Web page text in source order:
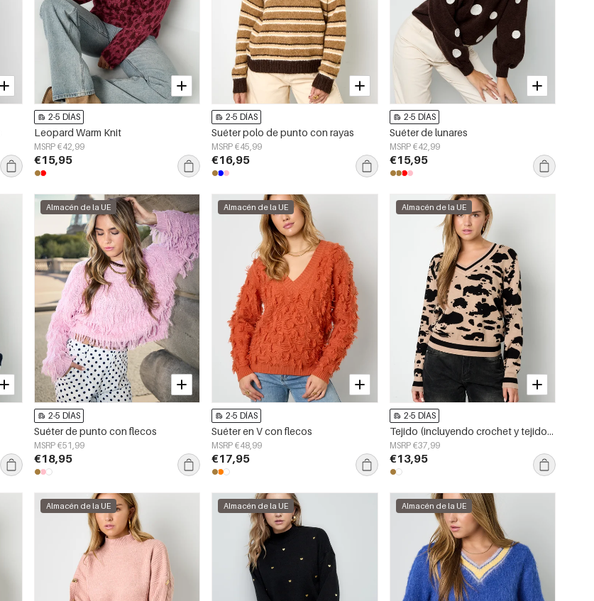
2-5 DÍAS
Leopard Warm Knit
MSRP €42,99
€15,95
2-5 DÍAS
Suéter polo de punto con rayas
MSRP €45,99
€16,95
2-5 DÍAS
Suéter de lunares
MSRP €42,99
€15,95
Almacén de la UE
2-5 DÍAS
Suéter de punto con flecos
MSRP €51,99
€18,95
Almacén de la UE
2-5 DÍAS
Suéter en V con flecos
MSRP €48,99
€17,95
Almacén de la UE
2-5 DÍAS
Tejido (incluyendo crochet y tejidos de lana) Suéter con cuello en V estampado de leopardo para mujer Otoño/Invierno Casual
MSRP €37,99
€13,95
Almacén de la UE Almacén de la UE Almacén de la UE